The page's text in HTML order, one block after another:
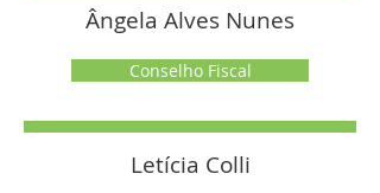
Ângela Alves Nunes
Conselho Fiscal
Letícia Colli